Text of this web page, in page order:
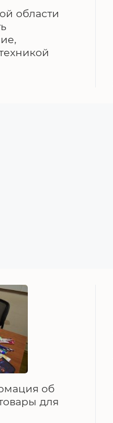
области
об
для